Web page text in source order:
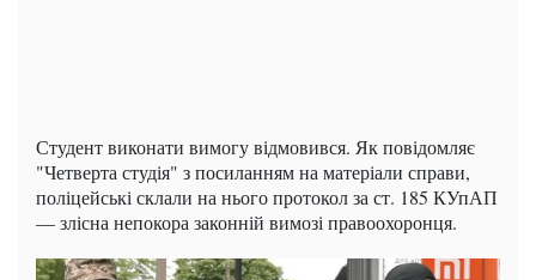
Студент виконати вимогу відмовився. Як повідомляє
"Четверта студія" з посиланням на матеріали справи,
поліцейські склали на нього протокол за ст. 185 КУпАП
— злісна непокора законній вимозі правоохоронця.